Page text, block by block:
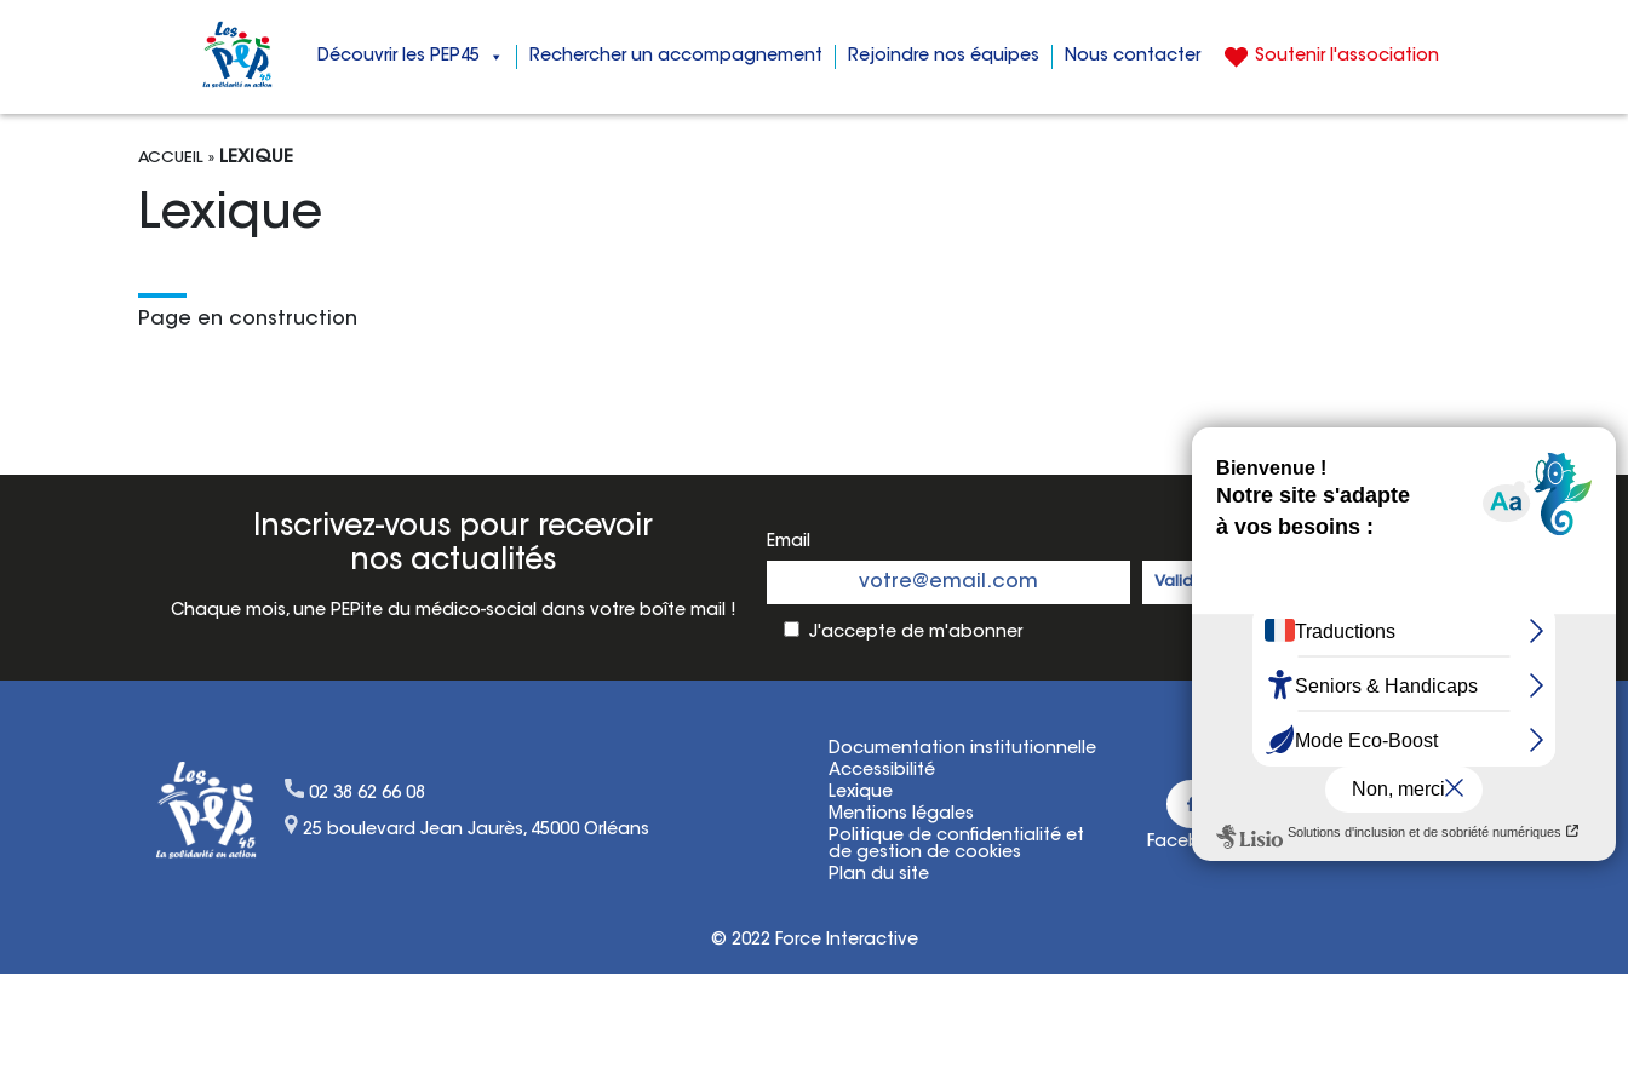
Aller au contenu
Menu principal
Découvrir les PEP45 Rechercher un accompagnement Rejoindre nos équipes Nous contacter Soutenir l'association
ACCUEIL » LEXIQUE
Lexique
Page en construction
Inscrivez-vous pour recevoir
nos actualités
Chaque mois, une PEPite du médico-social dans votre boîte mail !
Email
J'accepte de m'abonner
02 38 62 66 08
25 boulevard Jean Jaurès, 45000 Orléans
Documentation institutionnelle
Accessibilité
Lexique
Mentions légales
Politique de confidentialité et
de gestion de cookies
Plan du site
FacebookTwitter
© 2022 Force Interactive